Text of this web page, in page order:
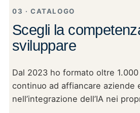
03 · CATALOGO
Scegli la
sviluppare
Dal 2023 ho formato oltre
continuo ad affiancare aziende
nell’integrazione dell’IA nei